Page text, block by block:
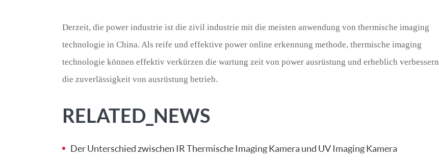
Derzeit, die power industrie ist die zivil industrie mit die meisten anwendung von thermische imaging
technologie in China. Als reife und effektive power online erkennung methode, thermische imaging
technologie können effektiv verkürzen die wartung zeit von power ausrüstung und erheblich verbessern
die zuverlässigkeit von ausrüstung betrieb.
RELATED_NEWS
Der Unterschied zwischen IR Thermische Imaging Kamera und UV Imaging Kamera